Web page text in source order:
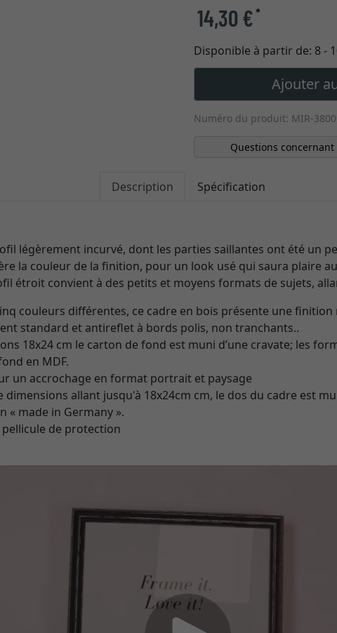
14,30 €*
Disponible à partir de: 8 -
Ajouter
Numéro du produit: MIR-
Questions
Description Spécification
légèrement incurvé, dont les parties saillantes ont été un
la couleur de la finition, pour un look usé qui saura plaire
étroit convient à des petits et moyens formats de sujets,
couleurs différentes, ce cadre en bois présente une finition
standard et antireflet à bords polis, non tranchants..
18x24 cm le carton de fond est muni d’une cravate; les
en MDF.
un accrochage en format portrait et paysage
dimensions allant jusqu'à 18x24cm cm, le dos du cadre est
« made in Germany ».
de protection